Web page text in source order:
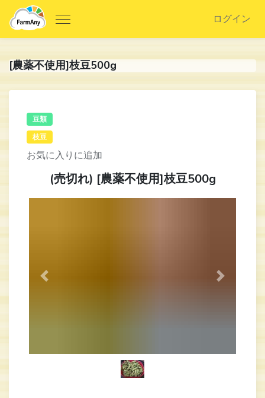
ログイン
[農薬不使用]枝豆500g
豆類
枝豆
お気に入りに追加
(売切れ) [農薬不使用]枝豆500g
Previous Next